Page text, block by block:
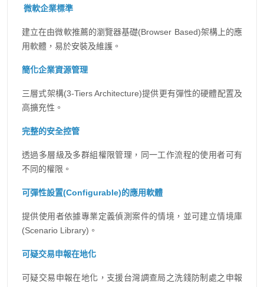
微軟企業標準
建立在由微軟推薦的瀏覽器基礎(Browser Based)架構上的應
用軟體，易於安裝及維護。
簡化企業資源管理
三層式架構(3-Tiers Architecture)提供更有彈性的硬體配置及
高擴充性。
完整的安全控管
透過多層級及多群組權限管理，同一工作流程的使用者可有
不同的權限。
可彈性設置(Configurable)的應用軟體
提供使用者依據專業定義偵測案件的情境，並可建立情境庫
(Scenario Library)。
可疑交易申報在地化
可疑交易申報在地化，支援台灣調查局之洗錢防制處之申報